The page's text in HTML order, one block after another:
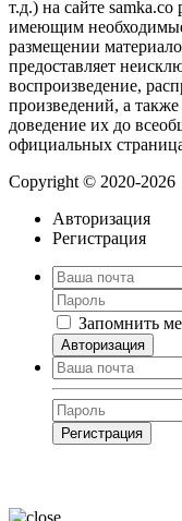
т.д.) на сайте
имеющим
размещении
предоставляет
воспроизведение,
произведений, а
доведение их до
официальных
Copyright © 2020-2026
Авторизация
Регистрация
Запомнить
Авторизация
Регистрация